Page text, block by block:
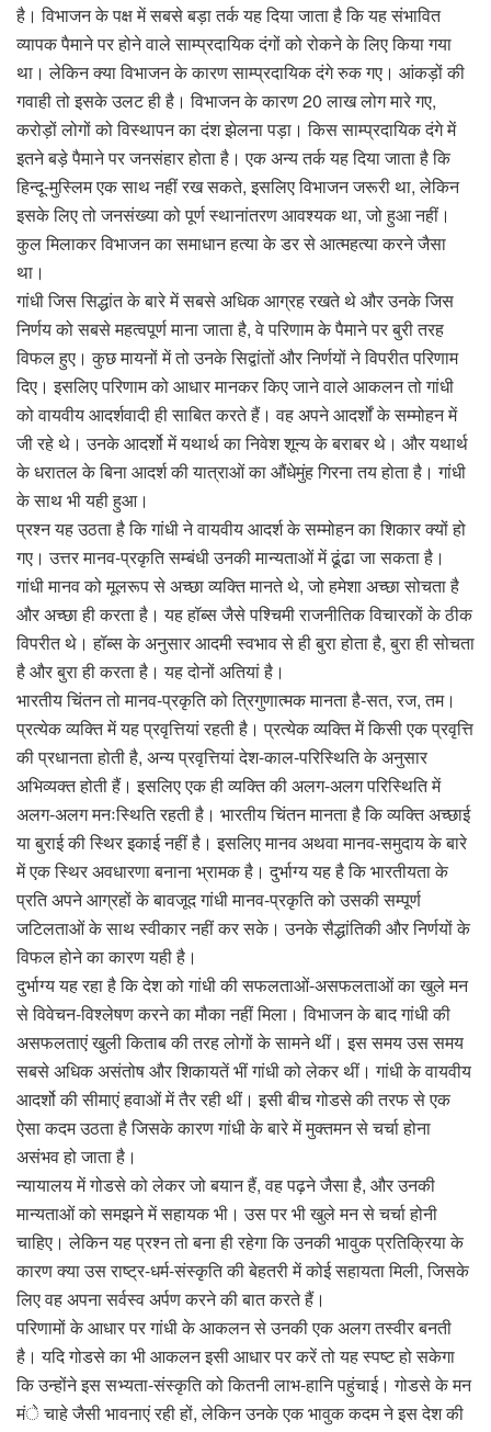
है। विभाजन के पक्ष में सबसे बड़ा तर्क यह दिया जाता है कि यह संभावित
व्यापक पैमाने पर होने वाले साम्प्रदायिक दंगों को रोकने के लिए किया गया
था। लेकिन क्या विभाजन के कारण साम्प्रदायिक दंगे रुक गए। आंकड़ों की
गवाही तो इसके उलट ही है। विभाजन के कारण 20 लाख लोग मारे गए,
करोड़ों लोगों को विस्थापन का दंश झेलना पड़ा। किस साम्प्रदायिक दंगे में
इतने बड़े पैमाने पर जनसंहार होता है। एक अन्य तर्क यह दिया जाता है कि
हिन्दू-मुस्लिम एक साथ नहीं रख सकते, इसलिए विभाजन जरूरी था, लेकिन
इसके लिए तो जनसंख्या को पूर्ण स्थानांतरण आवश्यक था, जो हुआ नहीं।
कुल मिलाकर विभाजन का समाधान हत्या के डर से आत्महत्या करने जैसा
था।
गांधी जिस सिद्धांत के बारे में सबसे अधिक आग्रह रखते थे और उनके जिस
निर्णय को सबसे महत्वपूर्ण माना जाता है, वे परिणाम के पैमाने पर बुरी तरह
विफल हुए। कुछ मायनों में तो उनके सिद्वांतों और निर्णयों ने विपरीत परिणाम
दिए। इसलिए परिणाम को आधार मानकर किए जाने वाले आकलन तो गांधी
को वायवीय आदर्शवादी ही साबित करते हैं। वह अपने आदर्शों के सम्मोहन में
जी रहे थे। उनके आदर्शो में यथार्थ का निवेश शून्य के बराबर थे। और यथार्थ
के धरातल के बिना आदर्श की यात्राओं का औंधेमुंह गिरना तय होता है। गांधी
के साथ भी यही हुआ।
प्रश्न यह उठता है कि गांधी ने वायवीय आदर्श के सम्मोहन का शिकार क्यों हो
गए। उत्तर मानव-प्रकृति सम्बंधी उनकी मान्यताओं में ढूंढा जा सकता है।
गांधी मानव को मूलरूप से अच्छा व्यक्ति मानते थे, जो हमेशा अच्छा सोचता है
और अच्छा ही करता है। यह हॉब्स जैसे पश्चिमी राजनीतिक विचारकों के ठीक
विपरीत थे। हॉब्स के अनुसार आदमी स्वभाव से ही बुरा होता है, बुरा ही सोचता
है और बुरा ही करता है। यह दोनों अतियां है।
भारतीय चिंतन तो मानव-प्रकृति को त्रिगुणात्मक मानता है-सत, रज, तम।
प्रत्येक व्यक्ति में यह प्रवृत्तियां रहती है। प्रत्येक व्यक्ति में किसी एक प्रवृत्ति
की प्रधानता होती है, अन्य प्रवृत्तियां देश-काल-परिस्थिति के अनुसार
अभिव्यक्त होती हैं। इसलिए एक ही व्यक्ति की अलग-अलग परिस्थिति में
अलग-अलग मनःस्थिति रहती है। भारतीय चिंतन मानता है कि व्यक्ति अच्छाई
या बुराई की स्थिर इकाई नहीं है। इसलिए मानव अथवा मानव-समुदाय के बारे
में एक स्थिर अवधारणा बनाना भ्रामक है। दुर्भाग्य यह है कि भारतीयता के
प्रति अपने आग्रहों के बावजूद गांधी मानव-प्रकृति को उसकी सम्पूर्ण
जटिलताओं के साथ स्वीकार नहीं कर सके। उनके सैद्धांतिकी और निर्णयों के
विफल होने का कारण यही है।
दुर्भाग्य यह रहा है कि देश को गांधी की सफलताओं-असफलताओं का खुले मन
से विवेचन-विश्लेषण करने का मौका नहीं मिला। विभाजन के बाद गांधी की
असफलताएं खुली किताब की तरह लोगों के सामने थीं। इस समय उस समय
सबसे अधिक असंतोष और शिकायतें भीं गांधी को लेकर थीं। गांधी के वायवीय
आदर्शो की सीमाएं हवाओं में तैर रही थीं। इसी बीच गोडसे की तरफ से एक
ऐसा कदम उठता है जिसके कारण गांधी के बारे में मुक्तमन से चर्चा होना
असंभव हो जाता है।
न्यायालय में गोडसे को लेकर जो बयान हैं, वह पढ़ने जैसा है, और उनकी
मान्यताओं को समझने में सहायक भी। उस पर भी खुले मन से चर्चा होनी
चाहिए। लेकिन यह प्रश्न तो बना ही रहेगा कि उनकी भावुक प्रतिक्रिया के
कारण क्या उस राष्ट्र-धर्म-संस्कृति की बेहतरी में कोई सहायता मिली, जिसके
लिए वह अपना सर्वस्व अर्पण करने की बात करते हैं।
परिणामों के आधार पर गांधी के आकलन से उनकी एक अलग तस्वीर बनती
है। यदि गोडसे का भी आकलन इसी आधार पर करें तो यह स्पष्ट हो सकेगा
कि उन्होंने इस सभ्यता-संस्कृति को कितनी लाभ-हानि पहुंचाई। गोडसे के मन
मंे चाहे जैसी भावनाएं रही हों, लेकिन उनके एक भावुक कदम ने इस देश की